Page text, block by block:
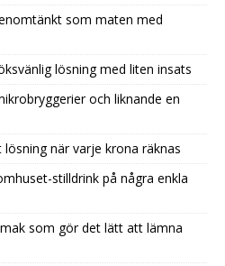
som maten med
lösning med liten insats
och liknande en
när varje krona räknas
stilldrink på några enkla
som gör det lätt att lämna